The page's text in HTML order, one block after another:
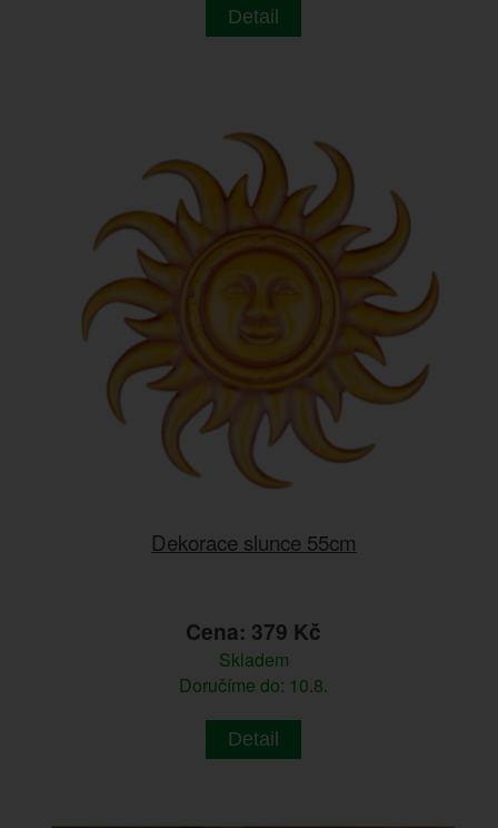
Detail
Dekorace slunce 55cm
Cena: 379 Kč
Skladem
Doručíme do: 10.8.
Detail